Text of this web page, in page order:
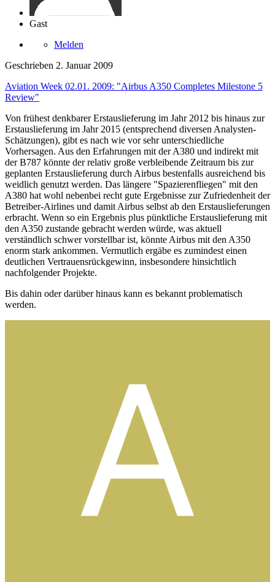
Gast
Melden
Geschrieben 2. Januar 2009
Aviation Week 02.01. 2009: "Airbus A350 Completes Milestone 5
Review"
Von frühest denkbarer Erstauslieferung im Jahr 2012 bis hinaus zur
Erstauslieferung im Jahr 2015 (entsprechend diversen Analysten-
Schätzungen), gibt es nach wie vor sehr unterschiedliche
Vorhersagen. Aus den Erfahrungen mit der A380 und indirekt mit
der B787 könnte der relativ große verbleibende Zeitraum bis zur
geplanten Erstauslieferung durch Airbus bestenfalls ausreichend bis
weidlich genutzt werden. Das längere "Spazierenfliegen" mit den
A380 hat wohl nebenbei recht gute Ergebnisse zur Zufriedenheit der
Betreiber-Airlines und damit Airbus selbst ab den Erstauslieferungen
erbracht. Wenn so ein Ergebnis plus pünktliche Erstauslieferung mit
den A350 zustande gebracht werden würde, was aktuell
verständlich schwer vorstellbar ist, könnte Airbus mit den A350
enorm stark ankommen. Vermutlich ergäbe es zumindest einen
deutlichen Vertrauensrückgewinn, insbesondere hinsichtlich
nachfolgender Projekte.
Bis dahin oder darüber hinaus kann es bekannt problematisch
werden.